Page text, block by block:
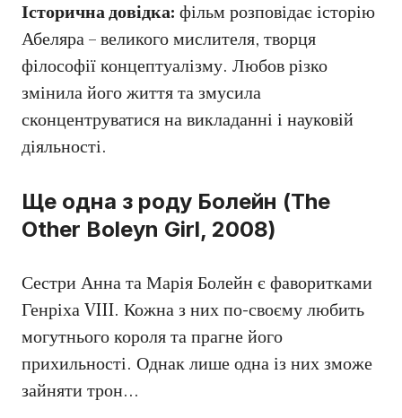
Історична довідка: фільм розповідає історію
Абеляра – великого мислителя, творця
філософії концептуалізму. Любов різко
змінила його життя та змусила
сконцентруватися на викладанні і науковій
діяльності.
Ще одна з роду Болейн (The
Other Boleyn Girl, 2008)
Сестри Анна та Марія Болейн є фаворитками
Генріха VIII. Кожна з них по-своєму любить
могутнього короля та прагне його
прихильності. Однак лише одна із них зможе
зайняти трон…